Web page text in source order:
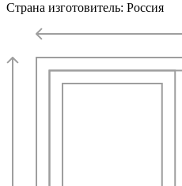
Страна изготовитель: Россия